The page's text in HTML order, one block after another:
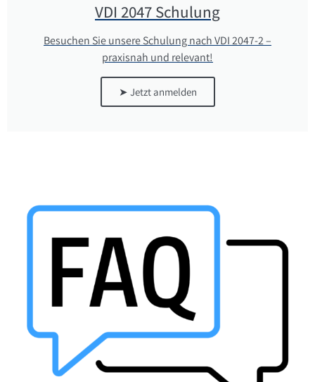
VDI 2047 Schulung
Besuchen Sie unsere Schulung nach VDI 2047-2 –
praxisnah und relevant!
➤ Jetzt anmelden